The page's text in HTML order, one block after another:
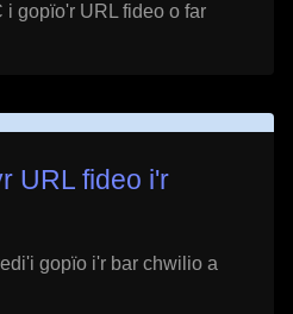
gopïo'r URL fideo o far
URL fideo i'r
gopïo i'r bar chwilio a